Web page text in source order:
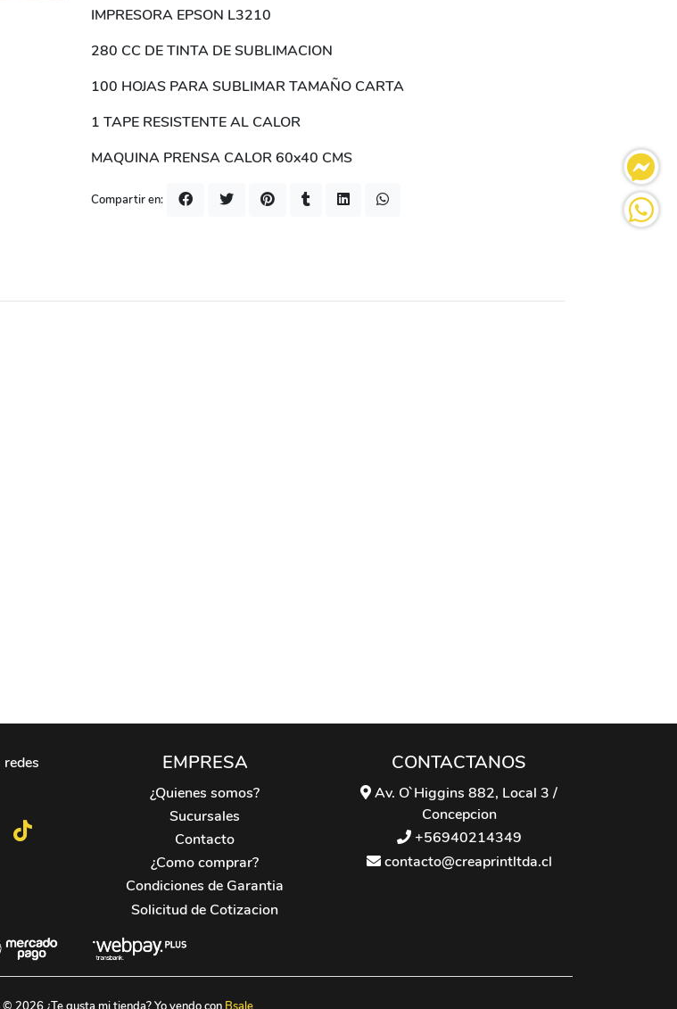
IMPRESORA EPSON L3210
280 CC DE TINTA DE SUBLIMACION
100 HOJAS PARA SUBLIMAR TAMAÑO CARTA
1 TAPE RESISTENTE AL CALOR
MAQUINA PRENSA CALOR 60x40 CMS
Compartir en:
EMPRESA
¿Quienes somos?
Sucursales
Contacto
¿Como comprar?
Condiciones de Garantia
Solicitud de Cotizacion
CONTACTANOS
Av. O`Higgins 882, Local 3 /
Concepcion
+56940214349
contacto@creaprintltda.cl